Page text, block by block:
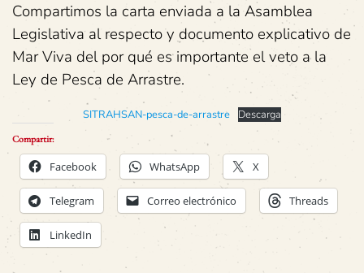
Compartimos la carta enviada a la Asamblea
Legislativa al respecto y documento explicativo de
Mar Viva del por qué es importante el veto a la
Ley de Pesca de Arrastre.
SITRAHSAN-pesca-de-arrastre Descarga
Compartir:
Facebook WhatsApp X
Telegram Correo electrónico Threads
LinkedIn